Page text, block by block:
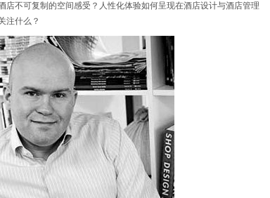
不可复制的空间感受？人性化体验如何呈现在酒店设计与酒店管理
注什么？